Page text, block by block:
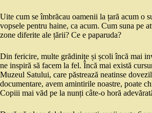
Uite cum se îmbrăcau oamenii la țară acum o
vopsele pentru haine, ca acum. Cum suna pe
zone diferite ale țării? Ce e paparuda?
Din fericire, multe grădinițe și școli încă mai
ne inspiră să facem la fel. Încă mai există
Muzeul Satului, care păstrează neatinse
documentare, avem amintirile noastre, poate
Copiii mai văd pe la nunți câte-o horă